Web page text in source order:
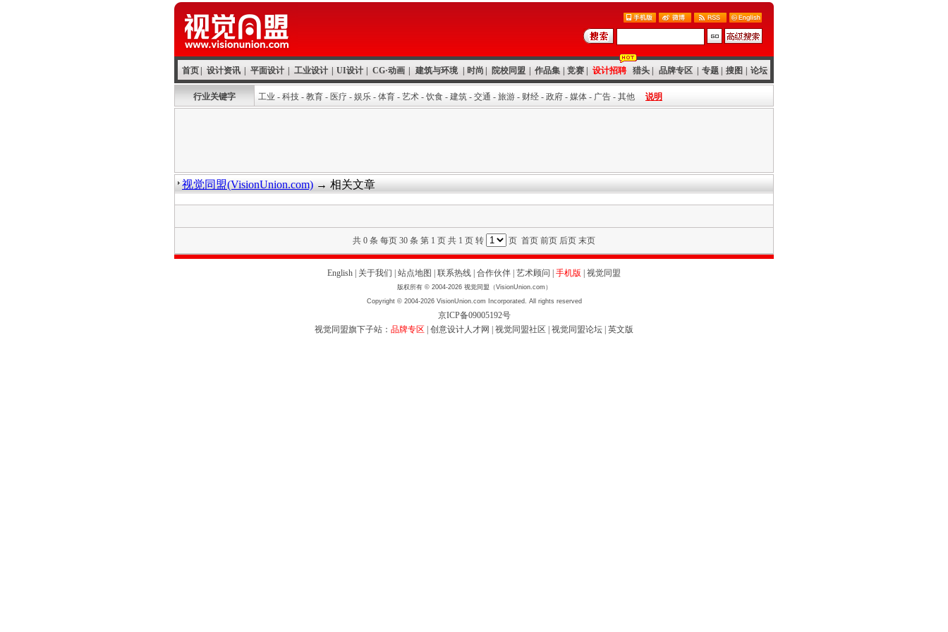
首页 设计资讯 平面设计 工业设计 UI设计 CG·动画 建筑与环境 时尚 院校同盟 作品集 竞赛 设计招聘 猎头 品牌专区 专题 搜图 论坛
行业关键字 工业 - 科技 - 教育 - 医疗 - 娱乐 - 体育 - 艺术 - 饮食 - 建筑 - 交通 - 旅游 - 财经 - 政府 - 媒体 - 广告 - 其他 说明
视觉同盟(VisionUnion.com) → 相关文章
共 0 条 每页 30 条 第 1 页 共 1 页 转 页 首页 前页 后页 末页
English 关于我们 站点地图 联系热线 合作伙伴 艺术顾问 手机版 视觉同盟
版权所有 © 2004-2026 视觉同盟（VisionUnion.com）
Copyright © 2004-2026 VisionUnion.com Incorporated. All rights reserved
京ICP备09005192号
视觉同盟旗下子站： 品牌专区 创意设计人才网 视觉同盟社区 视觉同盟论坛 英文版